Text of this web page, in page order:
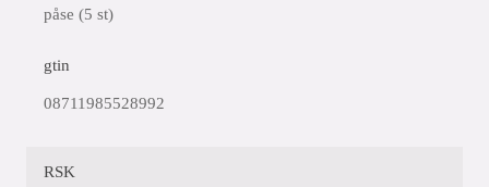
påse (5 st)
gtin
08711985528992
RSK